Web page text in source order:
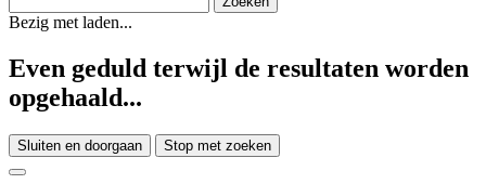
Bezig met laden...
Even geduld terwijl de resultaten worden
opgehaald...
Sluiten en doorgaan Stop met zoeken